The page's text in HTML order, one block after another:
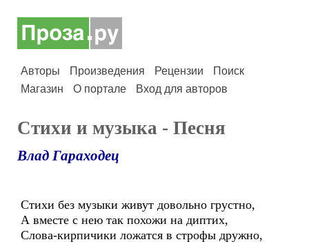
Авторы Произведения Рецензии
Поиск
Магазин
О портале Вход для авторов
Стихи и музыка - Песня
Влад Гараходец
Стихи без музыки живут довольно грустно,
А вместе с нею так похожи на диптих,
Слова-кирпичики ложатся в строфы дружно,